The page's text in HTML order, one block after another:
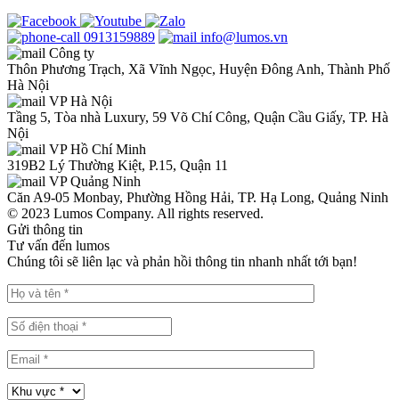
0913159889
info@lumos.vn
Công ty
Thôn Phương Trạch, Xã Vĩnh Ngọc, Huyện Đông Anh, Thành Phố
Hà Nội
VP Hà Nội
Tầng 5, Tòa nhà Luxury, 59 Võ Chí Công, Quận Cầu Giấy, TP. Hà
Nội
VP Hồ Chí Minh
319B2 Lý Thường Kiệt, P.15, Quận 11
VP Quảng Ninh
Căn A9-05 Monbay, Phường Hồng Hải, TP. Hạ Long, Quảng Ninh
© 2023 Lumos Company. All rights reserved.
Gửi thông tin
Tư vấn đến lumos
Chúng tôi sẽ liên lạc và phản hồi thông tin nhanh nhất tới bạn!